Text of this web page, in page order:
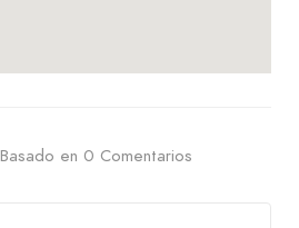
Basado en 0 Comentarios